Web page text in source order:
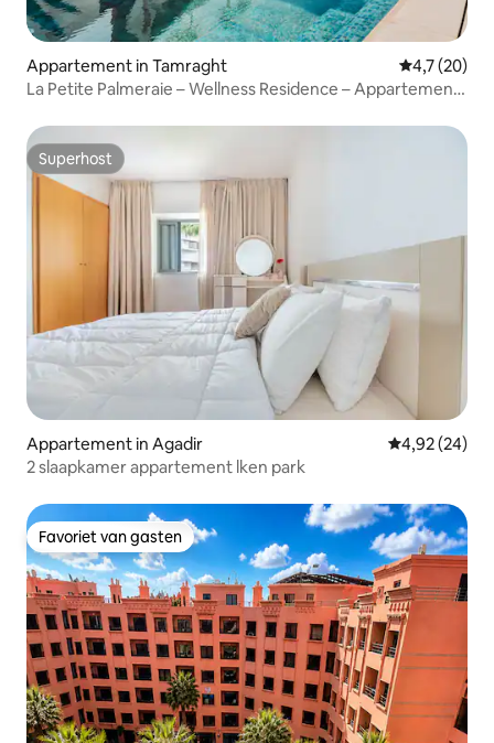
Appartement in Tamraght
4,7 (20)
La Petite Palmeraie – Wellness Residence – Appartement
Superhost
Superhost
Appartement in Agadir Gemiddelde
4,92 (24)
2 slaapkamer appartement lken park
Favoriet van gasten
Favoriet van gasten